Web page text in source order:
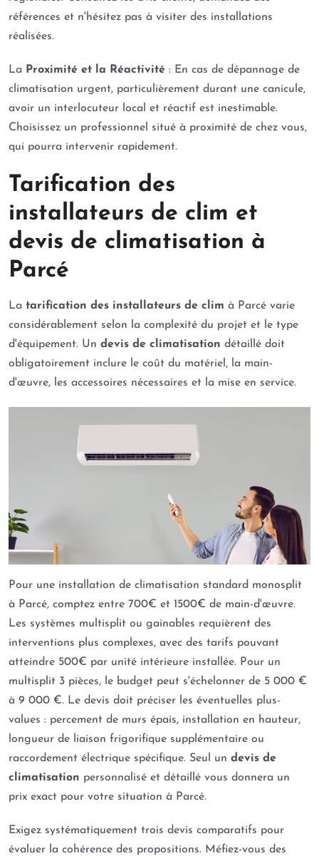
références et n'hésitez pas à visiter des installations
réalisées.
La Proximité et la Réactivité : En cas de dépannage de
climatisation urgent, particulièrement durant une canicule,
avoir un interlocuteur local et réactif est inestimable.
Choisissez un professionnel situé à proximité de chez vous,
qui pourra intervenir rapidement.
Tarification des
installateurs de clim et
devis de climatisation à
Parcé
La tarification des installateurs de clim à Parcé varie
considérablement selon la complexité du projet et le type
d'équipement. Un devis de climatisation détaillé doit
obligatoirement inclure le coût du matériel, la main-
d'œuvre, les accessoires nécessaires et la mise en service.
Pour une installation de climatisation standard monosplit
à Parcé, comptez entre 700€ et 1500€ de main-d'œuvre.
Les systèmes multisplit ou gainables requièrent des
interventions plus complexes, avec des tarifs pouvant
atteindre 500€ par unité intérieure installée. Pour un
multisplit 3 pièces, le budget peut s'échelonner de 5 000 €
à 9 000 €. Le devis doit préciser les éventuelles plus-
values : percement de murs épais, installation en hauteur,
longueur de liaison frigorifique supplémentaire ou
raccordement électrique spécifique. Seul un devis de
climatisation personnalisé et détaillé vous donnera un
prix exact pour votre situation à Parcé.
Exigez systématiquement trois devis comparatifs pour
évaluer la cohérence des propositions. Méfiez-vous des